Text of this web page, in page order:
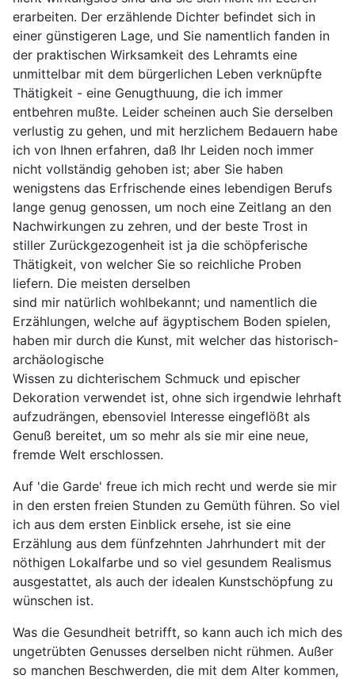
erarbeiten. Der erzählende Dichter befindet sich in
einer günstigeren Lage, und Sie namentlich fanden in
der praktischen Wirksamkeit des Lehramts eine
unmittelbar mit dem bürgerlichen Leben verknüpfte
Thätigkeit - eine Genugthuung, die ich immer
entbehren mußte. Leider scheinen auch Sie derselben
verlustig zu gehen, und mit herzlichem Bedauern habe
ich von Ihnen erfahren, daß Ihr Leiden noch immer
nicht vollständig gehoben ist; aber Sie haben
wenigstens das Erfrischende eines lebendigen Berufs
lange genug genossen, um noch eine Zeitlang an den
Nachwirkungen zu zehren, und der beste Trost in
stiller Zurückgezogenheit ist ja die schöpferische
Thätigkeit, von welcher Sie so reichliche Proben
liefern. Die meisten derselben
sind mir natürlich wohlbekannt; und namentlich die
Erzählungen, welche auf ägyptischem Boden spielen,
haben mir durch die Kunst, mit welcher das historisch-
archäologische
Wissen zu dichterischem Schmuck und epischer
Dekoration verwendet ist, ohne sich irgendwie lehrhaft
aufzudrängen, ebensoviel Interesse eingeflößt als
Genuß bereitet, um so mehr als sie mir eine neue,
fremde Welt erschlossen.
Auf 'die Garde' freue ich mich recht und werde sie mir
in den ersten freien Stunden zu Gemüth führen. So viel
ich aus dem ersten Einblick ersehe, ist sie eine
Erzählung aus dem fünfzehnten Jahrhundert mit der
nöthigen Lokalfarbe und so viel gesundem Realismus
ausgestattet, als auch der idealen Kunstschöpfung zu
wünschen ist.
Was die Gesundheit betrifft, so kann auch ich mich des
ungetrübten Genusses derselben nicht rühmen. Außer
so manchen Beschwerden, die mit dem Alter kommen,